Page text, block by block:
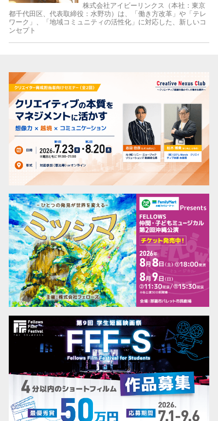
株式会社アイビーリンクス（本社：東京
都千代田区、代表取締役：水野功）は、「働き方改革」や「テレ
ワーク」、「地域コミュニティの活性化」に対応した、新しいコ
ンセプト